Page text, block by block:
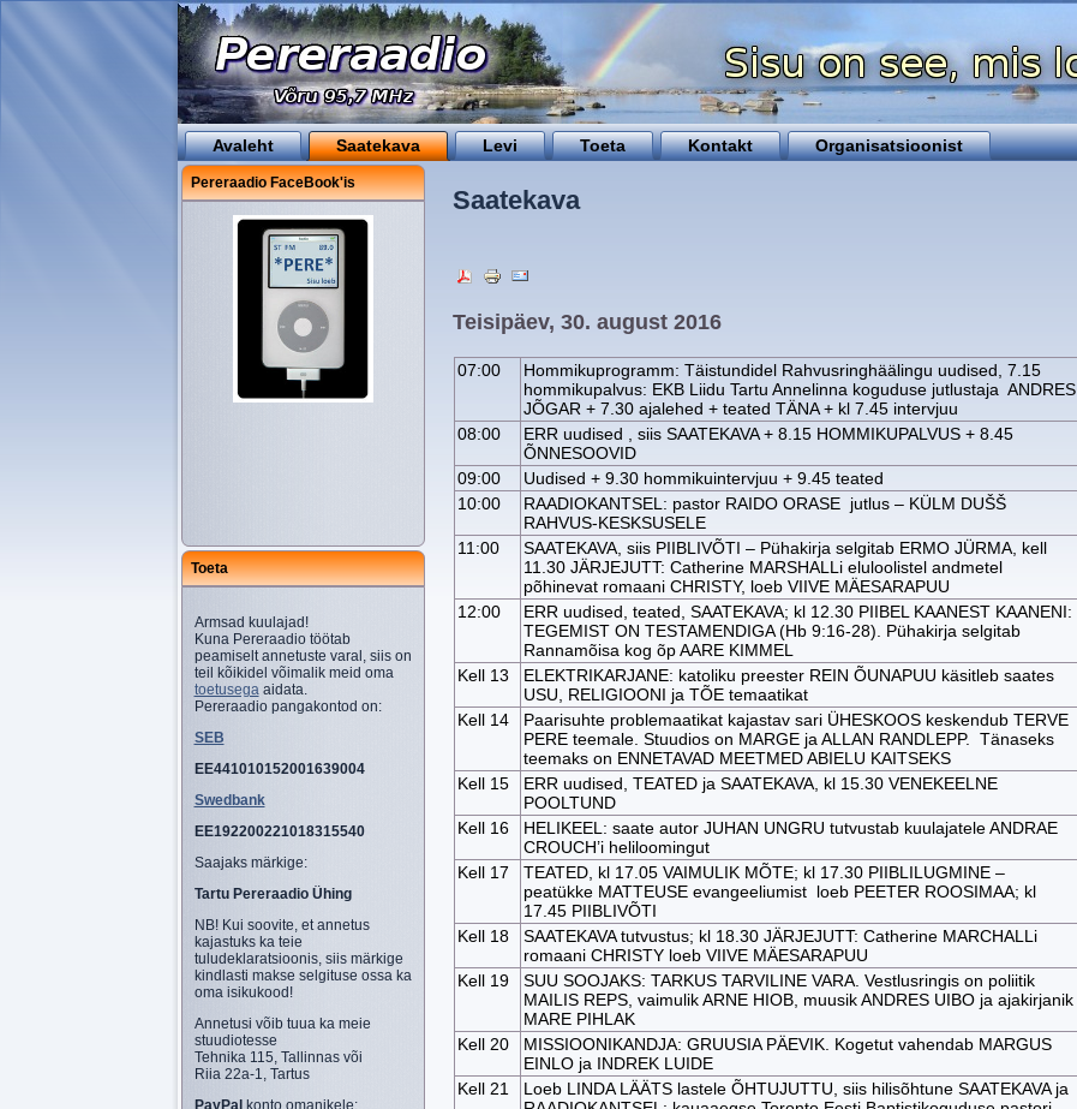
Avaleht Saatekava Levi Toeta Kontakt Organisatsioonist
Pereraadio FaceBook'is
Toeta
Armsad kuulajad!
Kuna Pereraadio töötab
peamiselt annetuste varal, siis on
teil kõikidel võimalik meid oma
toetusegaaidata.
Pereraadio pangakontod on:
SEB
EE441010152001639004
Swedbank
EE192200221018315540
Saajaks märkige:
Tartu Pereraadio Ühing
NB! Kui soovite, et annetus
kajastuks ka teie
tuludeklaratsioonis, siis märkige
kindlasti makse selgituse ossa ka
oma isikukood!
Annetusi võib tuua ka meie
stuudiotesse
Tehnika 115, Tallinnas või
Riia 22a-1, Tartus
PayPal konto omanikele:
Saatekava
Teisipäev, 30. august 2016
07:00
Hommikuprogramm: Täistundidel Rahvusringhäälingu uudised, 7.15
hommikupalvus: EKB Liidu Tartu Annelinna koguduse jutlustaja ANDRES
JÕGAR + 7.30 ajalehed + teated TÄNA + kl 7.45 intervjuu
08:00
ERR uudised , siis SAATEKAVA + 8.15 HOMMIKUPALVUS + 8.45
ÕNNESOOVID
09:00
Uudised + 9.30 hommikuintervjuu + 9.45 teated
10:00
RAADIOKANTSEL: pastor RAIDO ORASE jutlus – KÜLM DUŠŠ
RAHVUS-KESKSUSELE
11:00
SAATEKAVA, siis PIIBLIVÕTI – Pühakirja selgitab ERMO JÜRMA, kell
11.30 JÄRJEJUTT: Catherine MARSHALLi eluloolistel andmetel
põhinevat romaani CHRISTY, loeb VIIVE MÄESARAPUU
12:00
ERR uudised, teated, SAATEKAVA; kl 12.30 PIIBEL KAANEST KAANENI:
TEGEMIST ON TESTAMENDIGA (Hb 9:16-28). Pühakirja selgitab
Rannamõisa kog õp AARE KIMMEL
Kell 13
ELEKTRIKARJANE: katoliku preester REIN ÕUNAPUU käsitleb saates
USU, RELIGIOONI ja TÕE temaatikat
Kell 14
Paarisuhte problemaatikat kajastav sari ÜHESKOOS keskendub TERVE
PERE teemale. Stuudios on MARGE ja ALLAN RANDLEPP. Tänaseks
teemaks on ENNETAVAD MEETMED ABIELU KAITSEKS
Kell 15
ERR uudised, TEATED ja SAATEKAVA, kl 15.30 VENEKEELNE
POOLTUND
Kell 16
HELIKEEL: saate autor JUHAN UNGRU tutvustab kuulajatele ANDRAE
CROUCH’i heliloomingut
Kell 17
TEATED, kl 17.05 VAIMULIK MÕTE; kl 17.30 PIIBLILUGMINE –
peatükke MATTEUSE evangeeliumist loeb PEETER ROOSIMAA; kl
17.45 PIIBLIVÕTI
Kell 18
SAATEKAVA tutvustus; kl 18.30 JÄRJEJUTT: Catherine MARCHALLi
romaani CHRISTY loeb VIIVE MÄESARAPUU
Kell 19
SUU SOOJAKS: TARKUS TARVILINE VARA. Vestlusringis on poliitik
MAILIS REPS, vaimulik ARNE HIOB, muusik ANDRES UIBO ja ajakirjanik
MARE PIHLAK
Kell 20
MISSIOONIKANDJA: GRUUSIA PÄEVIK. Kogetut vahendab MARGUS
EINLO ja INDREK LUIDE
Kell 21
Loeb LINDA LÄÄTS lastele ÕHTUJUTTU, siis hilisõhtune SAATEKAVA ja